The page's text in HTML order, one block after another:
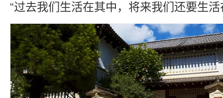
“过去我们生活在其中，将来我们还要生活